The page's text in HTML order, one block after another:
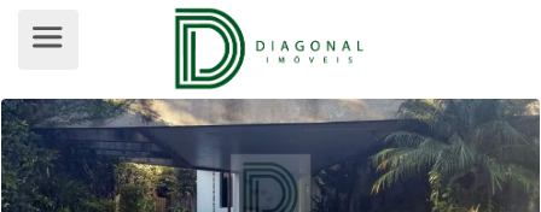
COMERCIAL PARA ALUGUEL,